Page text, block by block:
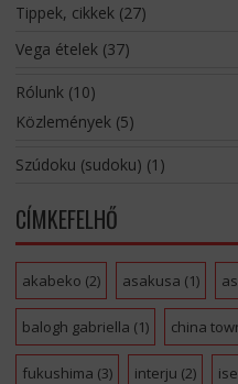
Tippek, cikkek(27)
Vega ételek(37)
Rólunk(10)
Közlemények(5)
Szúdoku (sudoku) (1)
CÍMKEFELHŐ
akabeko (2) asakusa (1)
balogh gabriella (1) china
fukushima (3) interju (2) ise